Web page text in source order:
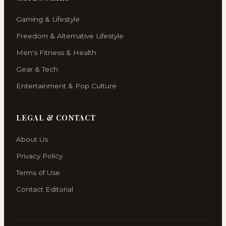
Gaming & Lifestyle
Freedom & Alternative Lifestyle
Men's Fitness & Health
Gear & Tech
Entertainment & Pop Culture
LEGAL & CONTACT
About Us
Privacy Policy
Terms of Use
Contact Editorial